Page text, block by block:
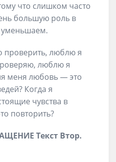
что слишком часто
большую роль в
уменьшаем.
проверить, люблю я
люблю я
меня любовь — это
Когда я
чувства в
повторить?
Текст Втор.